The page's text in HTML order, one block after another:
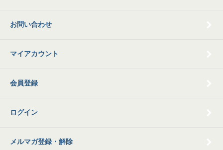
お問い合わせ
マイアカウント
会員登録
ログイン
メルマガ登録・解除